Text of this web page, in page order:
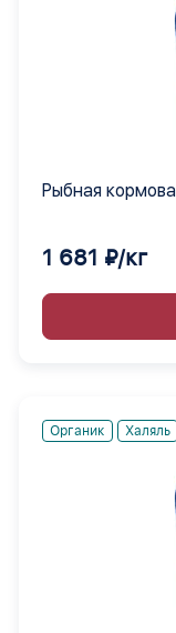
Рыбная
1 681 ₽/кг
Органик Халяль